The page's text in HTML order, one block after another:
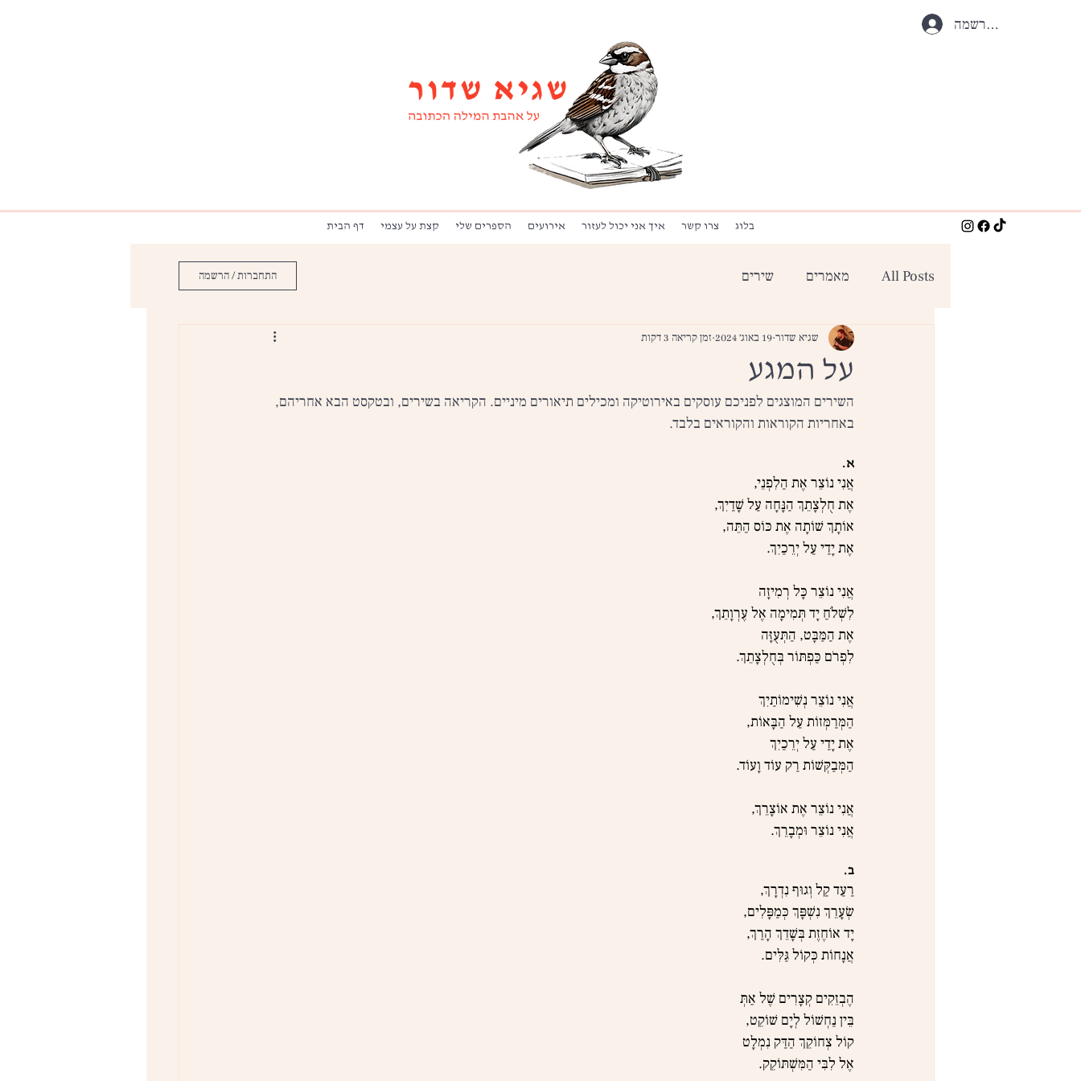
התחברות / הרשמה
דף הבית קצת על עצמי הספרים שלי אירועים איך אני יכול לעזור צרו קשר בלוג
All Posts מאמרים שירים התחברות / הרשמה
על המגע
שגיא שדור 19 באוג׳ 2024 זמן קריאה 3 דקות
השירים המוצגים לפניכם עוסקים באירוטיקה ומכילים תיאורים מיניים. הקריאה בשירים, ובטקסט הבא אחריהם,
באחריות הקוראות והקוראים בלבד.
א.
אֲנִי נוֹצֵר אֶת הַלִפְנֵי,
אֶת חֻלְצָתֵךְ הַנָּחָה עַל שָׁדַיִךְ,
אוֹתָךְ שׁוֹתָה אֶת כּוֹס הַתֵּה,
אֶת יָדַי עַל יְרֵכַיִךְ.
אֲנִי נוֹצֵר כָּל רְמִיזָה
לִשְׁלֹחַ יָד תְּמִימָה אֶל עֶרְוָתֵךְ,
אֶת הַמַּבָּט, הַתְּעֻזָּה
לִפְרֹם כַּפְתּוֹר בְּחֻלְצָתֵךְ.
אֲנִי נוֹצֵר נְשִׁימוֹתַיִךְ
הַמְּרַמְּזוֹת עַל הַבָּאוֹת,
אֶת יָדַי עַל יְרֵכַיִךְ
הַמְּבַקְּשׁוֹת רַק עוֹד וָעוֹד.
אֲנִי נוֹצֵר אֶת אוֹצָרֵךְ,
אֲנִי נוֹצֵר וּמְבָרֵךְ.
ב.
רַעַד קַל וְגוּף נִדְרָךְ,
שְׂעָרֵךְ נִשְׁפָּךְ כְּמַפָּלִים,
יָד אוֹחֶזֶת בְּשָׁדֵךְ הָרַךְ,
אֲנָחוֹת כְּקוֹל גַּלִּים.
הֶבְזֵקִים קְצָרִים שֶׁל אַתְּ
בֵּין נַחְשׁוֹל לְיָם שׁוֹקֵט,
קוֹל צְחוֹקֵךְ הַדַּק נִמְלָט
אֶל לִבִּי הַמִּשְׁתּוֹקֵק.